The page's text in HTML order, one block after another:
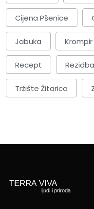
Cijena Pšenice
Jabuka Krompir
Recept Rezidba
Tržište Žitarica